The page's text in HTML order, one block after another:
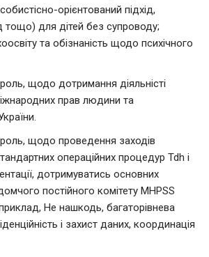
орієнтований підхід,
тощо) для дітей без супроводу;
та обізнаність щодо психічного
щодо дотримання діяльністі
прав людини та
щодо проведення заходів
операційних процедур Tdh і
дотримуватись основних
постійного комітету MHPSS
Не нашкодь, багаторівнева
і захист даних, координація